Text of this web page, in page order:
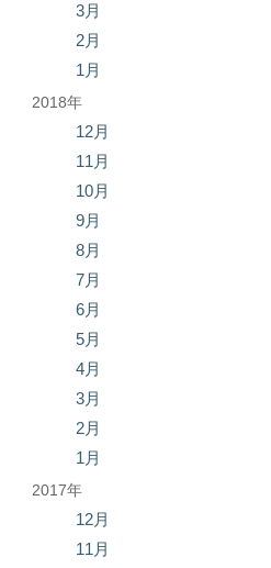
3月
2月
1月
2018年
12月
11月
10月
9月
8月
7月
6月
5月
4月
3月
2月
1月
2017年
12月
11月